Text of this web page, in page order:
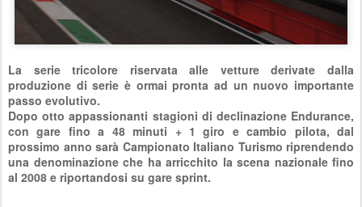
La serie tricolore riservata alle vetture derivate dalla
produzione di serie è ormai pronta ad un nuovo importante
passo evolutivo.
Dopo otto appassionanti stagioni di declinazione Endurance,
con gare fino a 48 minuti + 1 giro e cambio pilota, dal
prossimo anno sarà Campionato Italiano Turismo riprendendo
una denominazione che ha arricchito la scena nazionale fino
al 2008 e riportandosi su gare sprint.